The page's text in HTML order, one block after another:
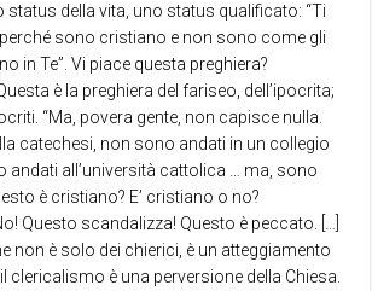
status della vita, uno status qualificato: “Ti
sono cristiano e non sono come gli
in Te”. Vi piace questa preghiera?
è la preghiera del fariseo, dell’ipocrita;
“Ma, povera gente, non capisce nulla.
catechesi, non sono andati in un collegio
andati all’università cattolica … ma, sono
è cristiano? E’ cristiano o no?
Questo scandalizza! Questo è peccato. […]
non è solo dei chierici, è un atteggiamento
clericalismo è una perversione della Chiesa.